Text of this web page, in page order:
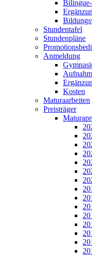
Stundentafel
Stundenpläne
Anmeldung
Kosten
Maturaarbeiten
Preisträger